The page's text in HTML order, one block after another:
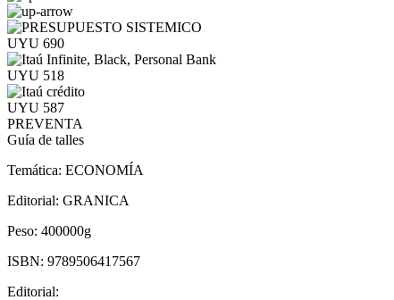
UYU 690
UYU 518
UYU 587
PREVENTA
Guía de talles
Temática: ECONOMÍA
Editorial: GRANICA
Peso: 400000g
ISBN: 9789506417567
Editorial: